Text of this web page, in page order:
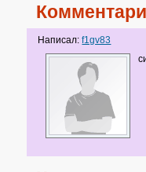
Написал:f1gv83